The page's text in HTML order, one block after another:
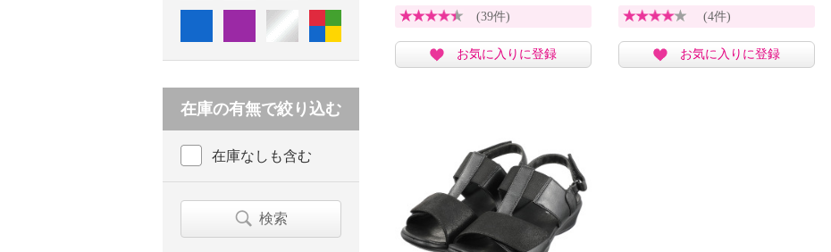
(39件)
お気に入りに登録
(4件)
お気に入りに登録
在庫の有無で絞り込む
在庫なしも含む
検索